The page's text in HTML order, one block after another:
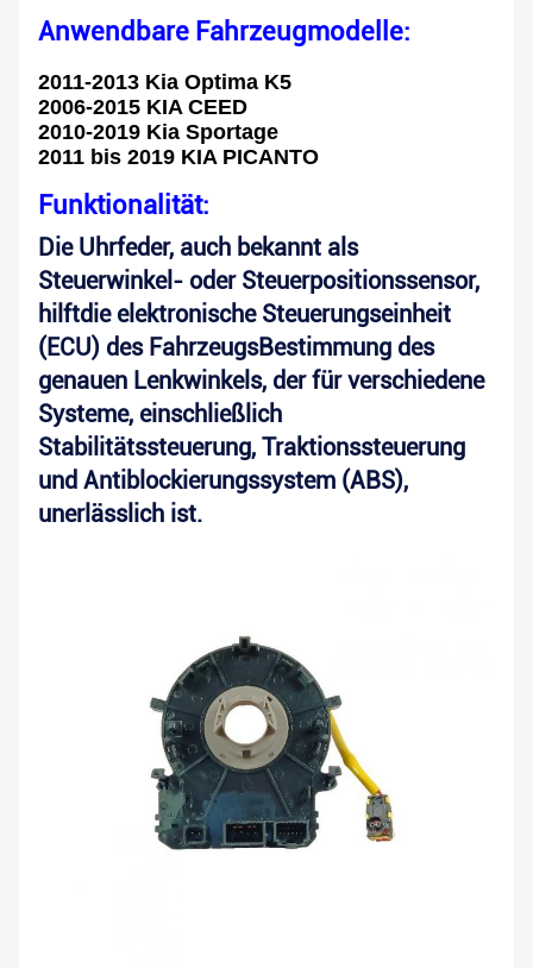
Anwendbare Fahrzeugmodelle:
2011-2013 Kia Optima K5
2006-2015 KIA CEED
2010-2019 Kia Sportage
2011 bis 2019 KIA PICANTO
Funktionalität:
Die Uhrfeder, auch bekannt als
Steuerwinkel- oder Steuerpositionssensor,
hilftdie elektronische Steuerungseinheit
(ECU) des FahrzeugsBestimmung des
genauen Lenkwinkels, der für verschiedene
Systeme, einschließlich
Stabilitätssteuerung, Traktionssteuerung
und Antiblockierungssystem (ABS),
unerlässlich ist.